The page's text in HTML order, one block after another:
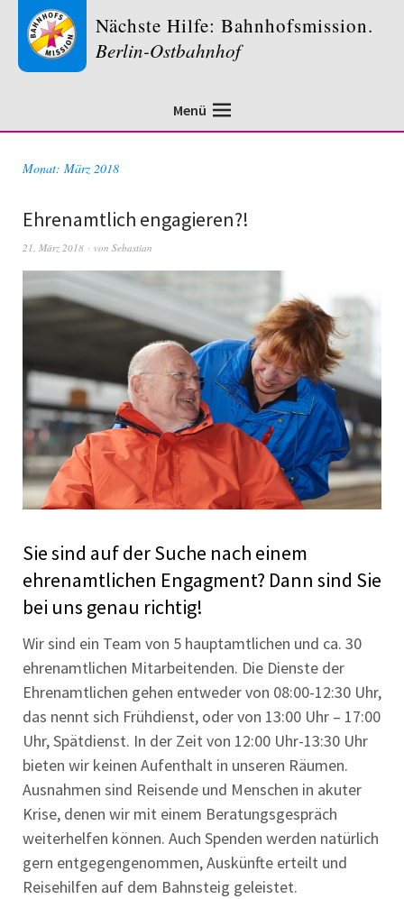
Nächste Hilfe: Bahnhofsmission.
Berlin-Ostbahnhof
Menü
Monat: März 2018
Ehrenamtlich engagieren?!
21. März 2018 von Sebastian
Sie sind auf der Suche nach einem
ehrenamtlichen Engagment? Dann sind Sie
bei uns genau richtig!
Wir sind ein Team von 5 hauptamtlichen und ca. 30
ehrenamtlichen Mitarbeitenden. Die Dienste der
Ehrenamtlichen gehen entweder von 08:00-12:30 Uhr,
das nennt sich Frühdienst, oder von 13:00 Uhr – 17:00
Uhr, Spätdienst. In der Zeit von 12:00 Uhr-13:30 Uhr
bieten wir keinen Aufenthalt in unseren Räumen.
Ausnahmen sind Reisende und Menschen in akuter
Krise, denen wir mit einem Beratungsgespräch
weiterhelfen können. Auch Spenden werden natürlich
gern entgegengenommen, Auskünfte erteilt und
Reisehilfen auf dem Bahnsteig geleistet.